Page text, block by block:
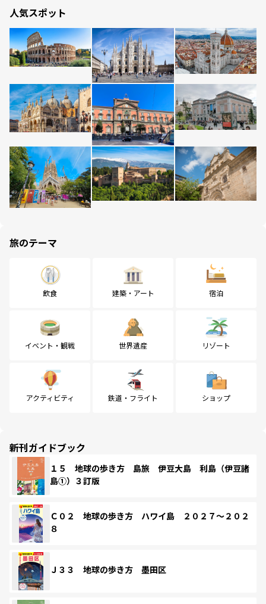
人気スポット
旅のテーマ
飲食 建築・アート 宿泊
イベント・観戦 世界遺産 リゾート
アクティビティ 鉄道・フライト ショップ
新刊ガイドブック
１５ 地球の歩き方 島旅 伊豆大島 利島（伊豆諸
島①）３訂版
Ｃ０２ 地球の歩き方 ハワイ島 ２０２７～２０２
８
Ｊ３３ 地球の歩き方 墨田区